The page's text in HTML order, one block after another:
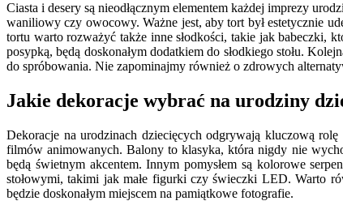
Ciasta i desery są nieodłącznym elementem każdej imprezy
waniliowy czy owocowy. Ważne jest, aby tort był estetycznie
tortu warto rozważyć także inne słodkości, takie jak babeczki,
posypką, będą doskonałym dodatkiem do słodkiego stołu.
do spróbowania. Nie zapominajmy również o zdrowych
Jakie dekoracje wybrać na urodziny
Dekoracje na urodzinach dziecięcych odgrywają kluczową
filmów animowanych. Balony to klasyka, która nigdy nie
będą świetnym akcentem. Innym pomysłem są kolorowe
stołowymi, takimi jak małe figurki czy świeczki LED. Warto
będzie doskonałym miejscem na pamiątkowe fotografie.